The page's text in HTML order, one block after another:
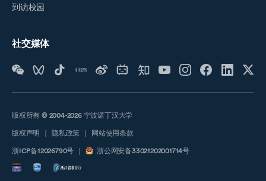
到访校园
社交媒体
版权所有 © 2004-2026 宁波诺丁汉大学
版权声明 隐私政策 网站使用条款
浙ICP备12026790号 浙公网安备33021202001714号